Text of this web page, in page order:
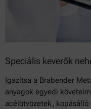
Speciális keverők
Igazítsa a Brabender
anyagok egyedi
acélötvözetek,